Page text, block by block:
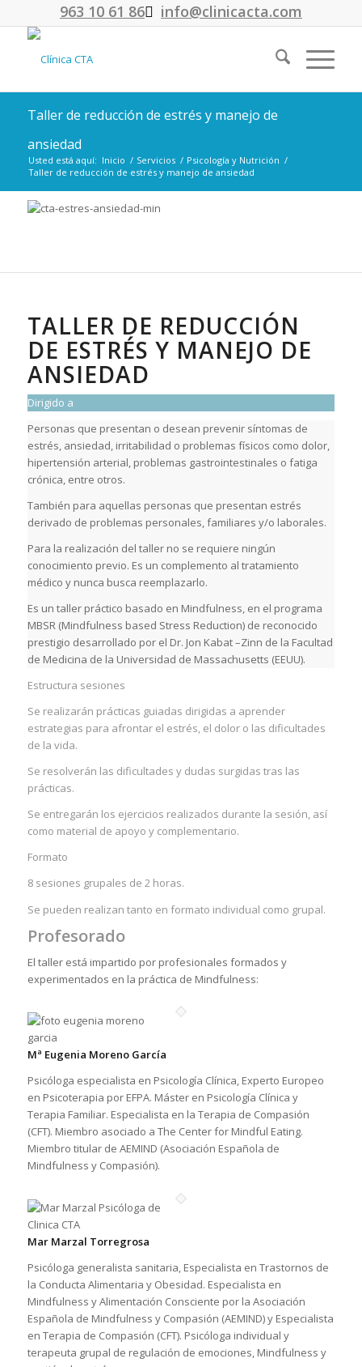
963 10 61 86 info@clinicacta.com
Taller de reducción de estrés y manejo de
ansiedad
Usted está aquí: Inicio / Servicios / Psicología y Nutrición /
Taller de reducción de estrés y manejo de ansiedad
TALLER DE REDUCCIÓN
DE ESTRÉS Y MANEJO DE
ANSIEDAD
Dirigido a
Personas que presentan o desean prevenir síntomas de
estrés, ansiedad, irritabilidad o problemas físicos como dolor,
hipertensión arterial, problemas gastrointestinales o fatiga
crónica, entre otros.
También para aquellas personas que presentan estrés
derivado de problemas personales, familiares y/o laborales.
Para la realización del taller no se requiere ningún
conocimiento previo. Es un complemento al tratamiento
médico y nunca busca reemplazarlo.
Es un taller práctico basado en Mindfulness, en el programa
MBSR (Mindfulness based Stress Reduction) de reconocido
prestigio desarrollado por el Dr. Jon Kabat –Zinn de la Facultad
de Medicina de la Universidad de Massachusetts (EEUU).
Estructura sesiones
Se realizarán prácticas guiadas dirigidas a aprender
estrategias para afrontar el estrés, el dolor o las dificultades
de la vida.
Se resolverán las dificultades y dudas surgidas tras las
prácticas.
Se entregarán los ejercicios realizados durante la sesión, así
como material de apoyo y complementario.
Formato
8 sesiones grupales de 2 horas.
Se pueden realizan tanto en formato individual como grupal.
Profesorado
El taller está impartido por profesionales formados y
experimentados en la práctica de Mindfulness:
Mª Eugenia Moreno García
Psicóloga especialista en Psicología Clínica, Experto Europeo
en Psicoterapia por EFPA. Máster en Psicología Clínica y
Terapia Familiar. Especialista en la Terapia de Compasión
(CFT). Miembro asociado a The Center for Mindful Eating.
Miembro titular de AEMIND (Asociación Española de
Mindfulness y Compasión).
Mar Marzal Torregrosa
Psicóloga generalista sanitaria, Especialista en Trastornos de
la Conducta Alimentaria y Obesidad. Especialista en
Mindfulness y Alimentación Consciente por la Asociación
Española de Mindfulness y Compasión (AEMIND) y Especialista
en Terapia de Compasión (CFT). Psicóloga individual y
terapeuta grupal de regulación de emociones, Mindfulness y